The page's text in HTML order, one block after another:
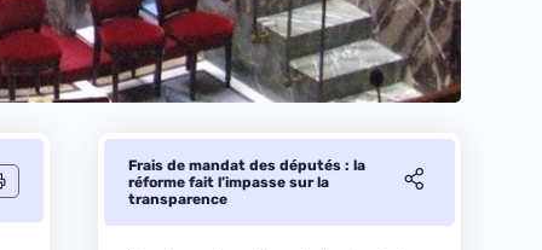
Frais de mandat des députés : la
réforme fait l’impasse sur la
transparence